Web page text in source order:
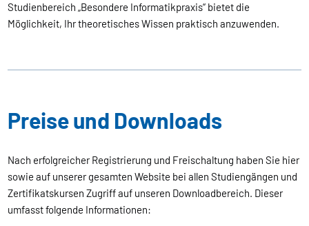
Studienbereich „Besondere Informatikpraxis“ bietet die
Möglichkeit, Ihr theoretisches Wissen praktisch anzuwenden.
Preise und Downloads
Nach erfolgreicher Registrierung und Freischaltung haben Sie hier
sowie auf unserer gesamten Website bei allen Studiengängen und
Zertifikatskursen Zugriff auf unseren Downloadbereich. Dieser
umfasst folgende Informationen: